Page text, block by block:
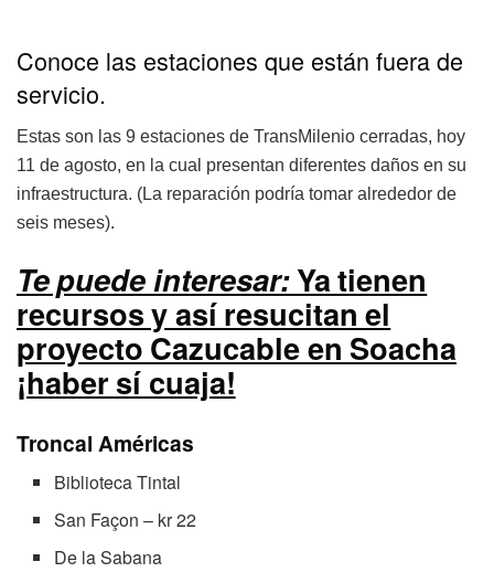
Conoce las estaciones que están fuera de
servicio.
Estas son las 9 estaciones de TransMilenio cerradas, hoy
11 de agosto, en la cual presentan diferentes daños en su
infraestructura. (La reparación podría tomar alrededor de
seis meses).
Te puede interesar:Ya tienen
recursos y así resucitan el
proyecto Cazucable en Soacha
¡haber sí cuaja!
Troncal Américas
Biblioteca Tintal
San Façon – kr 22
De la Sabana